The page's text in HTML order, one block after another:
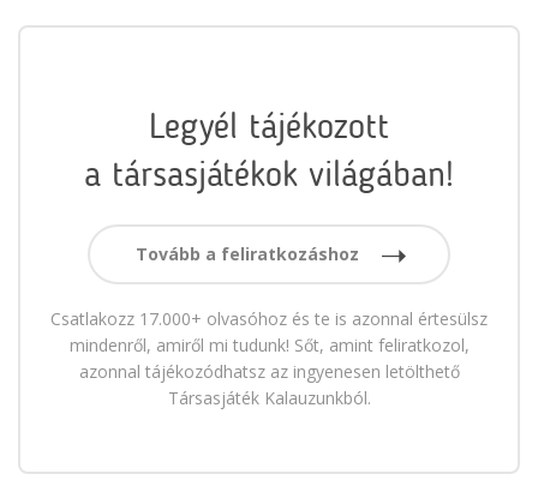
Legyél tájékozott
a társasjátékok világában!
Tovább a feliratkozáshoz
Csatlakozz 17.000+ olvasóhoz és te is azonnal értesülsz
mindenről, amiről mi tudunk! Sőt, amint feliratkozol,
azonnal tájékozódhatsz az ingyenesen letölthető
Társasjáték Kalauzunkból.